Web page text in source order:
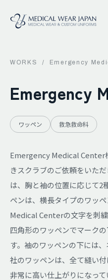
WORKS / Emergency
Emergency
ワッペン 救急救命科
Emergency Medical Center
きスクラブのご依頼をいた
は、胸と袖の位置に応じて2
ペンは、横長タイプのワッ
Medical Centerの文字を刺繍
四角形のワッペンでマーク
す。袖のワッペンの下には
社のワッペンは、全て縫い
非常に高い仕上がりになっ